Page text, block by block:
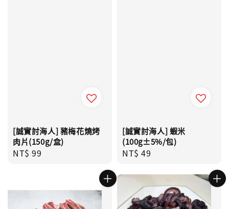
[誠實討海人] 豬梅花燒烤
肉片(150g/盒)
Regular
NT$ 99
[誠實討海人] 蝦米
(100g±5%/包)
Regular
NT$ 49